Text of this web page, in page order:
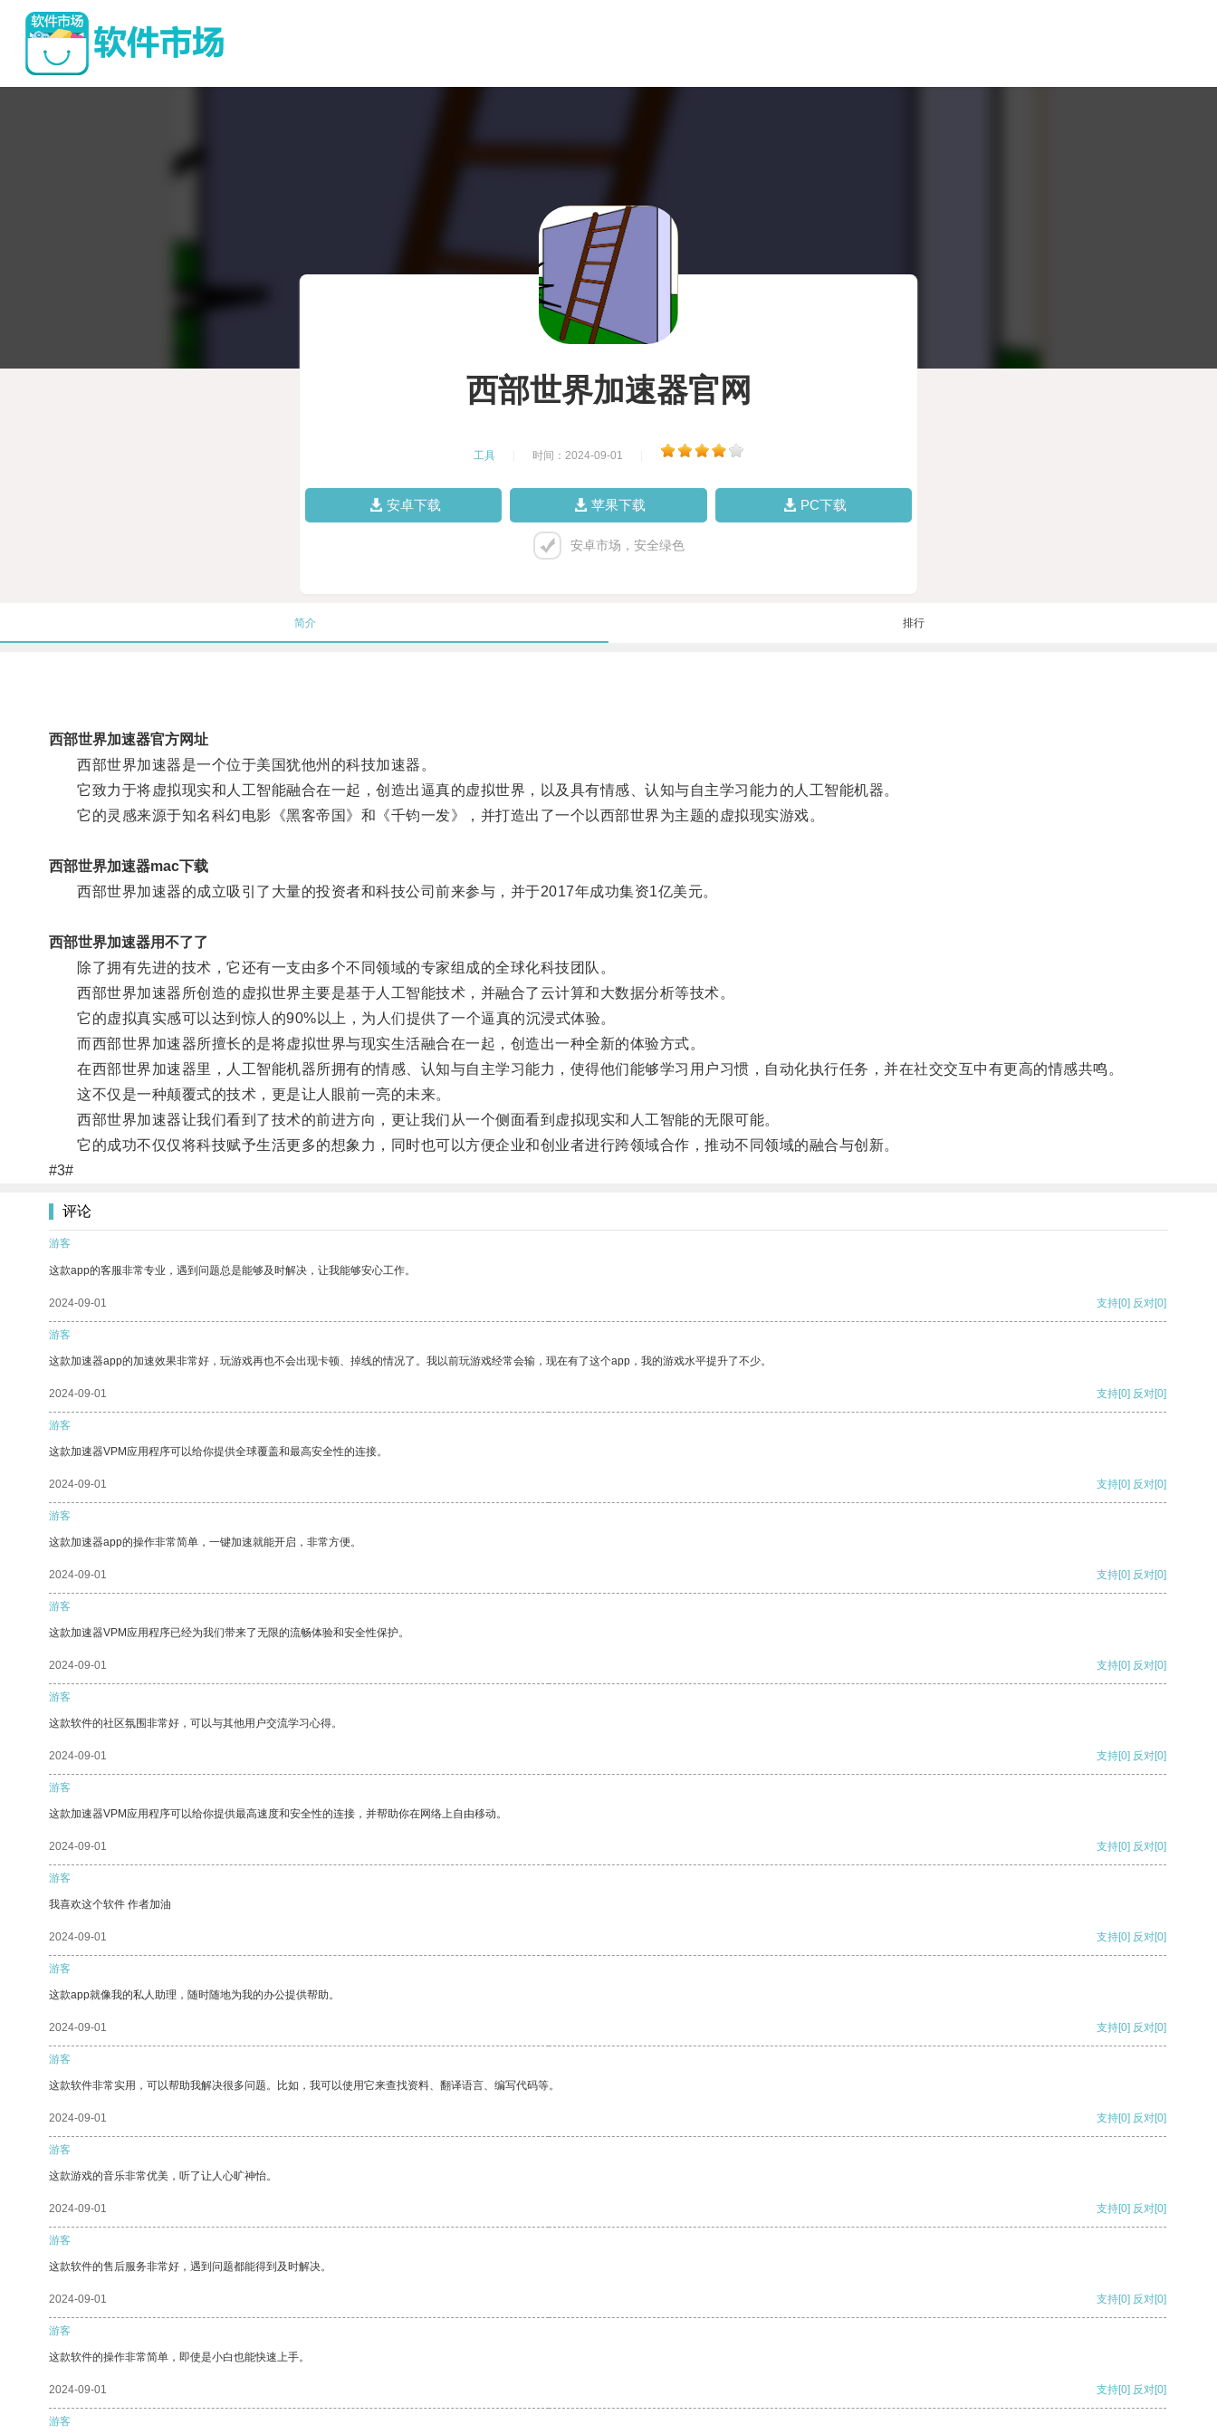
西部世界加速器官网
工具 时间：2024-09-01
安卓下载 苹果下载 PC下载
安卓市场，安全绿色
简介 排行
西部世界加速器官方网址
西部世界加速器是一个位于美国犹他州的科技加速器。
它致力于将虚拟现实和人工智能融合在一起，创造出逼真的虚拟世界，以及具有情感、认知与自主学习能力的人工智能机器。
它的灵感来源于知名科幻电影《黑客帝国》和《千钧一发》，并打造出了一个以西部世界为主题的虚拟现实游戏。
西部世界加速器mac下载
西部世界加速器的成立吸引了大量的投资者和科技公司前来参与，并于2017年成功集资1亿美元。
西部世界加速器用不了了
除了拥有先进的技术，它还有一支由多个不同领域的专家组成的全球化科技团队。
西部世界加速器所创造的虚拟世界主要是基于人工智能技术，并融合了云计算和大数据分析等技术。
它的虚拟真实感可以达到惊人的90%以上，为人们提供了一个逼真的沉浸式体验。
而西部世界加速器所擅长的是将虚拟世界与现实生活融合在一起，创造出一种全新的体验方式。
在西部世界加速器里，人工智能机器所拥有的情感、认知与自主学习能力，使得他们能够学习用户习惯，自动化执行任务，并在社交交互中有更高的情感共鸣。
这不仅是一种颠覆式的技术，更是让人眼前一亮的未来。
西部世界加速器让我们看到了技术的前进方向，更让我们从一个侧面看到虚拟现实和人工智能的无限可能。
它的成功不仅仅将科技赋予生活更多的想象力，同时也可以方便企业和创业者进行跨领域合作，推动不同领域的融合与创新。
#3#
评论
游客
这款app的客服非常专业，遇到问题总是能够及时解决，让我能够安心工作。
2024-09-01 支持[0] 反对[0]
游客
这款加速器app的加速效果非常好，玩游戏再也不会出现卡顿、掉线的情况了。我以前玩游戏经常会输，现在有了这个app，我的游戏水平提升了不少。
2024-09-01 支持[0] 反对[0]
游客
这款加速器VPM应用程序可以给你提供全球覆盖和最高安全性的连接。
2024-09-01 支持[0] 反对[0]
游客
这款加速器app的操作非常简单，一键加速就能开启，非常方便。
2024-09-01 支持[0] 反对[0]
游客
这款加速器VPM应用程序已经为我们带来了无限的流畅体验和安全性保护。
2024-09-01 支持[0] 反对[0]
游客
这款软件的社区氛围非常好，可以与其他用户交流学习心得。
2024-09-01 支持[0] 反对[0]
游客
这款加速器VPM应用程序可以给你提供最高速度和安全性的连接，并帮助你在网络上自由移动。
2024-09-01 支持[0] 反对[0]
游客
我喜欢这个软件 作者加油
2024-09-01 支持[0] 反对[0]
游客
这款app就像我的私人助理，随时随地为我的办公提供帮助。
2024-09-01 支持[0] 反对[0]
游客
这款软件非常实用，可以帮助我解决很多问题。比如，我可以使用它来查找资料、翻译语言、编写代码等。
2024-09-01 支持[0] 反对[0]
游客
这款游戏的音乐非常优美，听了让人心旷神怡。
2024-09-01 支持[0] 反对[0]
游客
这款软件的售后服务非常好，遇到问题都能得到及时解决。
2024-09-01 支持[0] 反对[0]
游客
这款软件的操作非常简单，即使是小白也能快速上手。
2024-09-01 支持[0] 反对[0]
游客